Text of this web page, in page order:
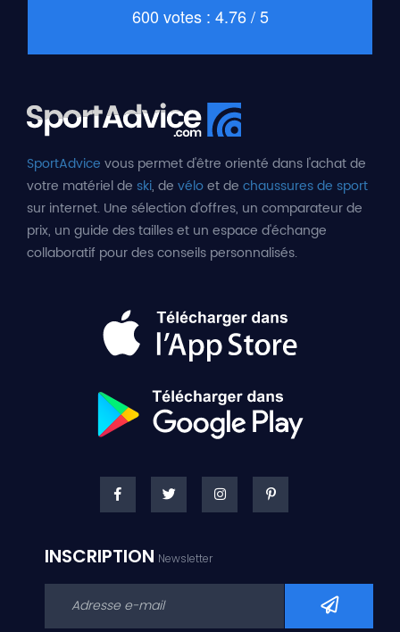
600 votes : 4.76 / 5
SportAdvice vous permet d'être orienté dans l'achat de
votre matériel de ski, de véloet de chaussures de sport
sur internet. Une sélection d'offres, un comparateur de
prix, un guide des tailles et un espace d'échange
collaboratif pour des conseils personnalisés.
INSCRIPTION Newsletter